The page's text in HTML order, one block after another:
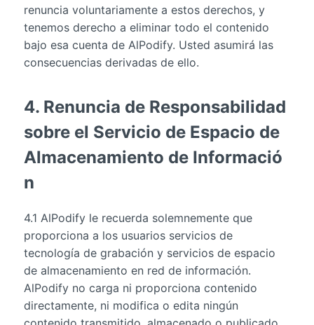
renuncia voluntariamente a estos derechos, y
tenemos derecho a eliminar todo el contenido
bajo esa cuenta de AlPodify. Usted asumirá las
consecuencias derivadas de ello.
4. Renuncia de Responsabilidad
sobre el Servicio de Espacio de
Almacenamiento de Informació
n
4.1 AlPodify le recuerda solemnemente que
proporciona a los usuarios servicios de
tecnología de grabación y servicios de espacio
de almacenamiento en red de información.
AlPodify no carga ni proporciona contenido
directamente, ni modifica o edita ningún